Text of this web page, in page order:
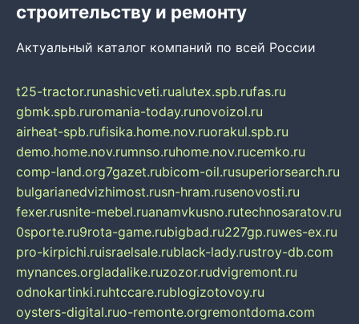
строительству и ремонту
Актуальный каталог компаний по всей России
t25-tractor.runashicveti.rualutex.spb.rufas.ru
gbmk.spb.ruromania-today.runovoizol.ru
airheat-spb.rufisika.home.nov.ruorakul.spb.ru
demo.home.nov.rumnso.ruhome.nov.rucemko.ru
comp-land.org7gazet.rubicom-oil.rusuperiorsearch.ru
bulgarianedvizhimost.rusn-hram.rusenovosti.ru
fexer.rusnite-mebel.ruanamvkusno.rutechnosaratov.ru
0sporte.ru9rota-game.rubigbad.ru227gp.ruwes-ex.ru
pro-kirpichi.ruisraelsale.rublack-lady.rustroy-db.com
mynances.orgladalike.ruzozor.rudvigremont.ru
odnokartinki.ruhtccare.rublogizotovoy.ru
oysters-digital.ruo-remonte.orgremontdoma.com